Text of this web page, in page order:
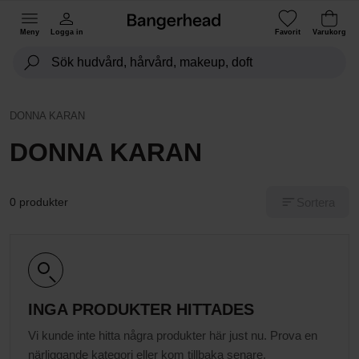
Meny Logga in Favorit Varukorg
DONNA KARAN
DONNA KARAN
0 produkter
INGA PRODUKTER HITTADES
Vi kunde inte hitta några produkter här just nu. Prova en
närliggande kategori eller kom tillbaka senare.